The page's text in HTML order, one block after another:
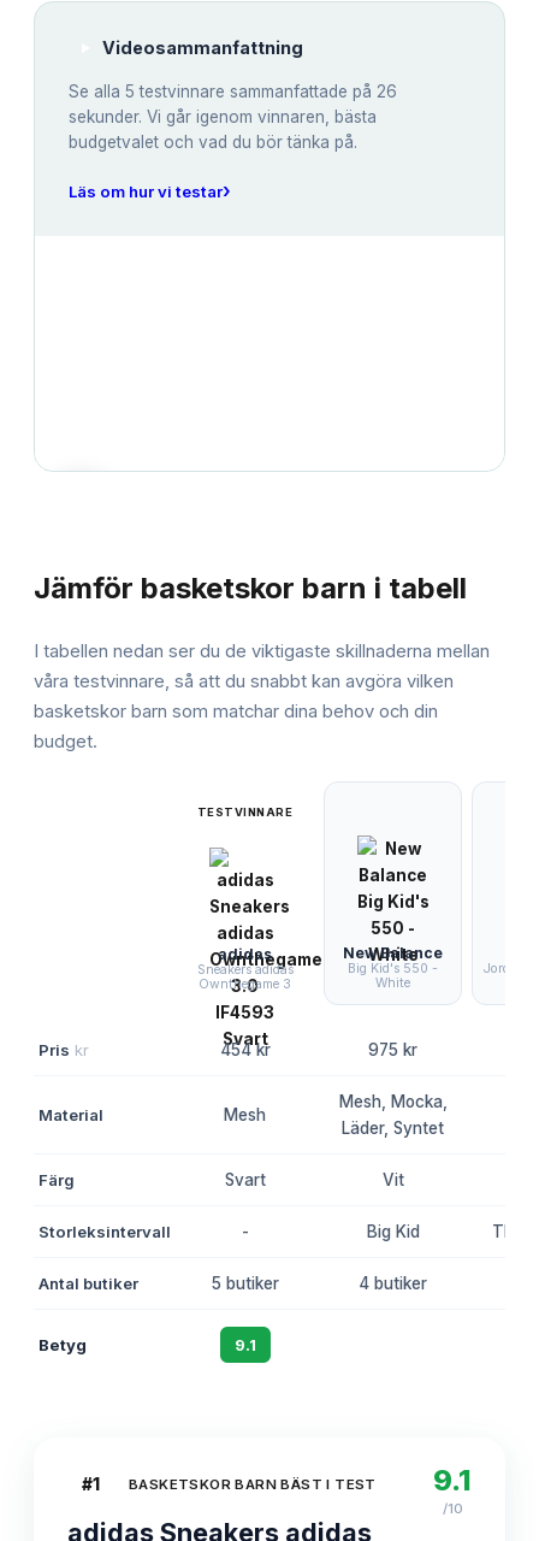
Videosammanfattning
Se alla 5 testvinnare sammanfattade på 26
sekunder. Vi går igenom vinnaren, bästa
budgetvalet och vad du bör tänka på.
Läs om hur vi testar›
Jämför basketskor barn i tabell
I tabellen nedan ser du de viktigaste skillnaderna mellan
våra testvinnare, så att du snabbt kan avgöra vilken
basketskor barn som matchar dina behov och din
budget.
TESTVINNARE
adidas
Sneakers adidas
Ownthegame 3
New Balance
Big Kid's 550 -
White
Jordan
Pris kr 454 kr 975 kr
Material Mesh
Mesh, Mocka,
Läder, Syntet
Färg Svart Vit
Storleksintervall - Big Kid TD
Antal butiker 5 butiker 4 butiker
Betyg 9.1
#1 BASKETSKOR BARN BÄST I TEST
adidas Sneakers adidas
9.1
/10